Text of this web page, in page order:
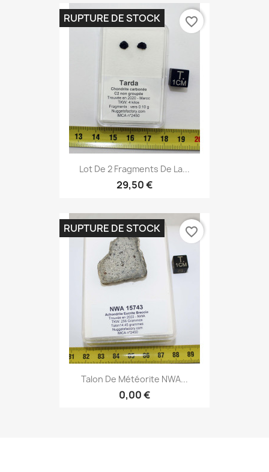
Lot De 2 Fragments De La...
29,50 €
RUPTURE DE STOCK favorite_border
Talon De Météorite NWA...
0,00 €
RUPTURE DE STOCK favorite_border